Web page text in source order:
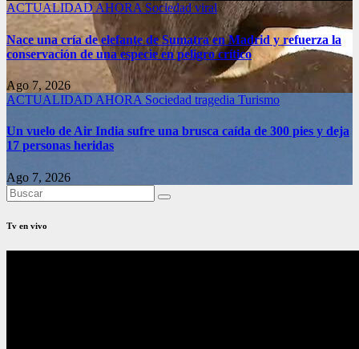
ACTUALIDAD AHORA Sociedadviral
Nace una cría de elefante de Sumatra en Madrid y refuerza la
conservación de una especie en peligro crítico
Ago 7, 2026
ACTUALIDAD AHORA Sociedad tragedia Turismo
Un vuelo de Air India sufre una brusca caída de 300 pies y deja
17 personas heridas
Ago 7, 2026
Tv en vivo